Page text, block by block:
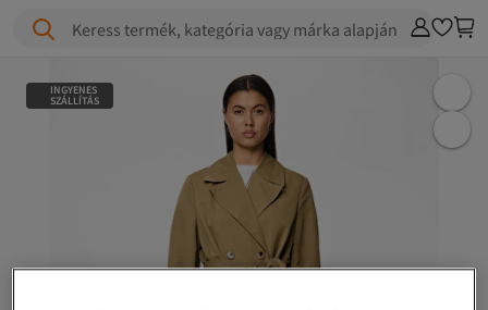
Keress termék, kategória vagy márka alapján
INGYENES
SZÁLLÍTÁS